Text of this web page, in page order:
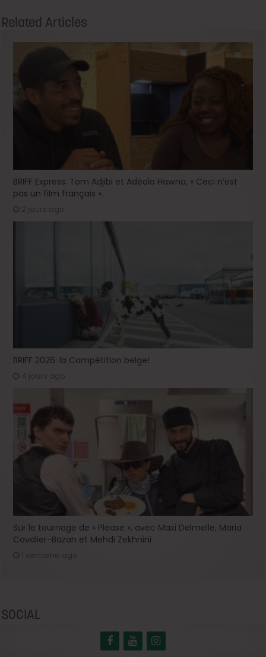
Related Articles
BRIFF Express: Tom Adjibi et Adéola Hawna, « Ceci n’est
pas un film français ».
2 jours ago
BRIFF 2026: la Compétition belge!
4 jours ago
Sur le tournage de « Please », avec Maxi Delmelle, Maria
Cavalier-Bazan et Mehdi Zekhnini
SOCIAL